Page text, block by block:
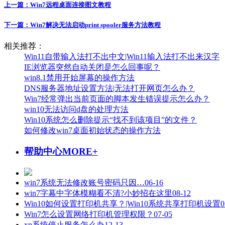
上一篇： Win7远程桌面连接图文教程
下一篇： Win7解决无法启动print spooler服务方法教程
相关推荐：
Win11自带输入法打不出中文|Win11输入法打不出来汉字
IE浏览器突然自动关闭是怎么回事呢？
win8.1禁用开始屏幕的操作方法
DNS服务器地址设置方法|无法打开网页怎么办？
Win7经常弹出当前页面的脚本发生错误提示怎么办？
win10无法访问d盘的处理方法
Win10系统怎么删除提示“找不到该项目”的文件？
如何修改win7桌面初始状态的操作方法
帮助中心MORE+
win7系统无法修改账号密码只因…06-16
win7字幕中字体模糊看不清?小妙招在这里08-12
Win10如何设置打印机共享？|Win10系统共享打印机设置
Win7怎么设置网络打印机管理权限？ 07-05